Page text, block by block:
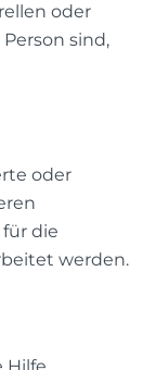
oder
sind,
oder
die
werden.